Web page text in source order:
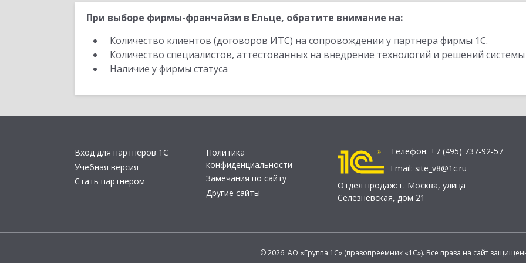
При выборе фирмы-франчайзи в Ельце, обратите внимание на:
Количество клиентов (договоров ИТС) на сопровождении у партнера фирмы 1С.
Количество специалистов, аттестованных на внедрение технологий и решений
Наличие у фирмы статуса
Вход для партнеров 1С
Учебная версия
Стать партнером
Политика
конфиденциальности
Замечания по сайту
Другие сайты
Телефон: +7 (495) 737-92-57
Email: site_v8@1c.ru
Отдел продаж: г. Москва, улица
Селезнёвская, дом 21
© 2026 АО «Группа 1С» (правопреемник «1С»). Все права на сайт